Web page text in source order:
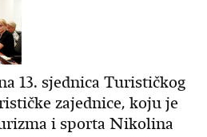
13. sjednica Turističkog
zajednice, koju je
i sporta Nikolina